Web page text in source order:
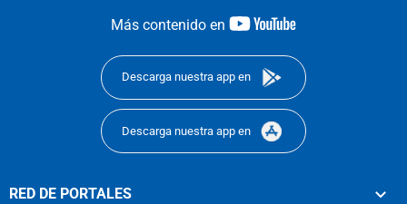
Más contenido en
youtube-
Descarga nuestra app en
Descarga nuestra app en
RED DE PORTALES